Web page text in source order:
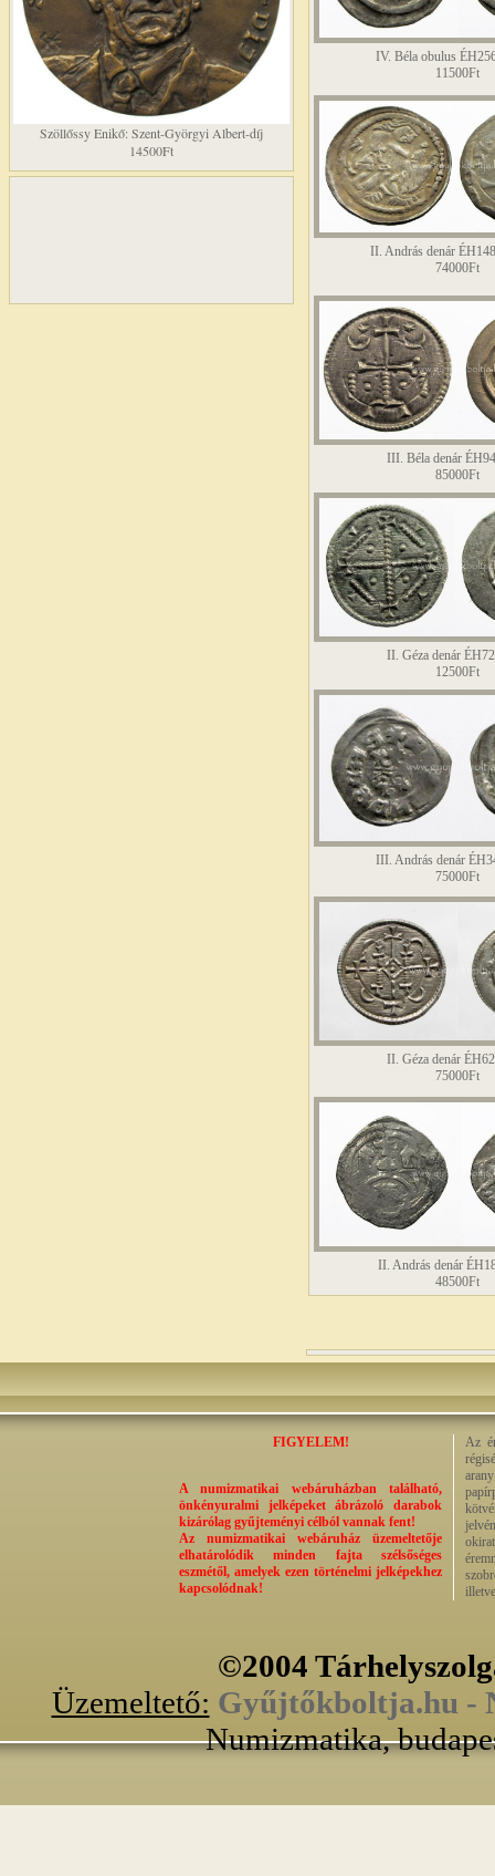
Szöllőssy Enikő: Szent-Györgyi Albert-díj
14500Ft
IV. Béla obulus
11500Ft
II. András denár
74000Ft
III. Béla denár
85000Ft
II. Géza denár
12500Ft
III. András denár
75000Ft
II. Géza denár
75000Ft
II. András denár
48500Ft
FIGYELEM!
A numizmatikai webáruházban található,
önkényuralmi jelképeket ábrázoló darabok
kizárólag gyűjteményi célból vannak fent!
Az numizmatikai webáruház üzemeltetője
elhatárolódik minden fajta szélsőséges
eszmétől, amelyek ezen történelmi jelképekhez
kapcsolódnak!
Az
©2004
Üzemeltető: Gyűjtőkboltja.hu -
Numizmatika,